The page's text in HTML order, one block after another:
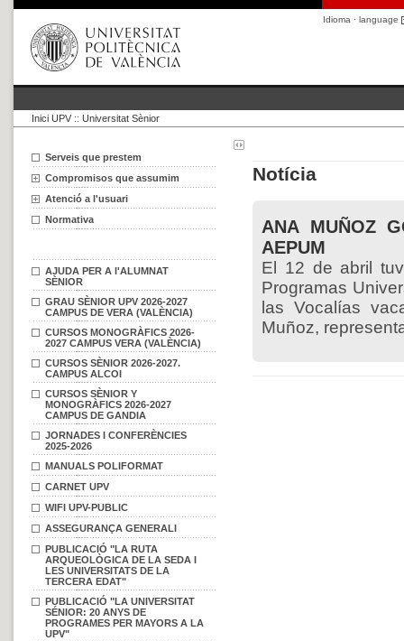
Idioma · language
Inici UPV :: Universitat Sènior
Serveis que prestem
Compromisos que assumim
Atenció a l'usuari
Normativa
AJUDA PER A l'ALUMNAT
SÈNIOR
GRAU SÈNIOR UPV 2026-2027
CAMPUS DE VERA (VALÈNCIA)
CURSOS MONOGRÀFICS 2026-
2027 CAMPUS VERA (VALÈNCIA)
CURSOS SÈNIOR 2026-2027.
CAMPUS ALCOI
CURSOS SÈNIOR Y
MONOGRÀFICS 2026-2027
CAMPUS DE GANDIA
JORNADES I CONFERÈNCIES
2025-2026
MANUALS POLIFORMAT
CARNET UPV
WIFI UPV-PUBLIC
ASSEGURANÇA GENERALI
PUBLICACIÓ "LA RUTA
ARQUEOLÒGICA DE LA SEDA I
LES UNIVERSITATS DE LA
TERCERA EDAT"
PUBLICACIÓ "LA UNIVERSITAT
SÉNIOR: 20 ANYS DE
PROGRAMES PER MAYORS A LA
UPV"
Notícia
ANA MUÑOZ
AEPUM
El 12 de abril
Programas
las Vocalías
Muñoz,